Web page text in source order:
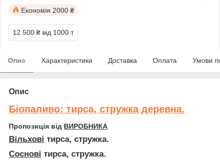
Економія 2000 ₴
12 500 ₴ від 1000 т
Опис Характеристики Доставка Оплата Умови
Опис
Біопаливо: тирса, стружка деревна.
Пропозиція від ВИРОБНИКА
Вільхові тирса, стружка.
Соснові тирса, стружка.